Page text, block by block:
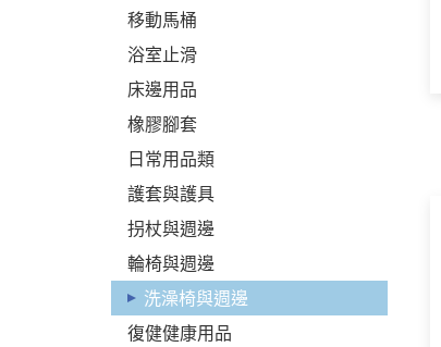
移動馬桶
浴室止滑
床邊用品
橡膠腳套
日常用品類
護套與護具
拐杖與週邊
輪椅與週邊
洗澡椅與週邊
復健健康用品